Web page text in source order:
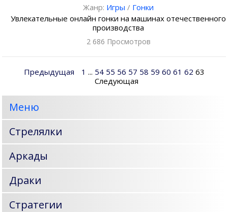
Жанр: Игры / Гонки
Увлекательные онлайн гонки на машинах отечественного
производства
2 686 Просмотров
Предыдущая 1 ... 54 55 56 57 58 59 60 61 62 63
Следующая
Меню
Стрелялки
Аркады
Драки
Стратегии